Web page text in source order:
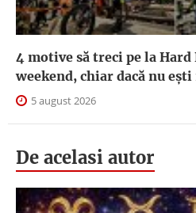
4 motive să treci pe la Hard
weekend, chiar dacă nu
5 august 2026
De acelasi autor